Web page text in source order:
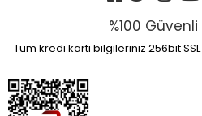
%100
Tüm kredi kartı bilgileriniz 256bit